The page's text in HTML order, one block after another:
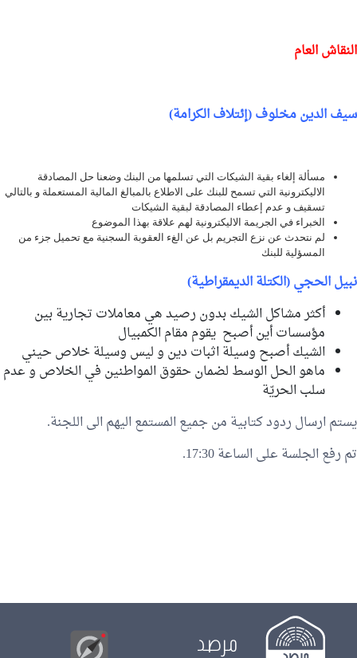
النقاش العام
سيف الدين مخلوف (إئتلاف الكرامة)
مسألة إلغاء بقية الشيكات التي تسلمها من البنك وضعنا حل المصادقة
الاليكترونية التي تسمح للبنك على الاطلاع بالمبالغ المالية المستعملة و بالتالي
تسقيف و عدم إعطاء المصادقة لبقية الشيكات
الخبراء في الجريمة الاليكترونية لهم علاقة بهذا الموضوع
لم نتحدث عن نزع التجريم بل عن الغء العقوبة السجنية مع تحميل جزء من
المسؤلية للبنك
نبيل الحجي (الكتلة الديمقراطية)
أكثر مشاكل الشيك بدون رصيد هي معاملات تجارية بين
مؤسسات أين أصبح يقوم مقام الكمبيال
الشيك أصبح وسيلة اثبات دين و ليس وسيلة خلاص حيني
ماهو الحل الوسط لضمان حقوق المواطنين في الخلاص و عدم
سلب الحريّة
يستم ارسال ردود كتابية من جميع المستمع اليهم الى اللجنة.
تم رفع الجلسة على الساعة 17:30.
مرصد